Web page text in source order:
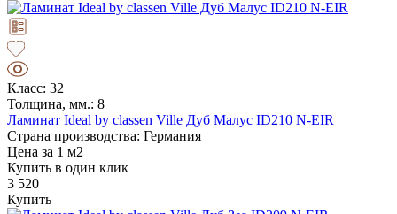
Класс: 32
Толщина, мм.: 8
Ламинат Ideal by classen Ville Дуб Малус ID210 N-EIR
Страна производства: Германия
Цена за 1 м2
Купить в один клик
3 520
Купить